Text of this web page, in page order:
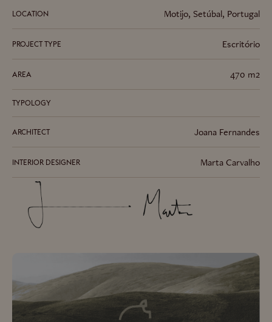
LOCATION Motijo, Setúbal, Portugal
PROJECT TYPE Escritório
AREA 470 m2
TYPOLOGY
ARCHITECT Joana Fernandes
INTERIOR DESIGNER Marta Carvalho